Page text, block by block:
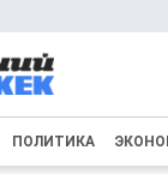
ПОЛИТИКА